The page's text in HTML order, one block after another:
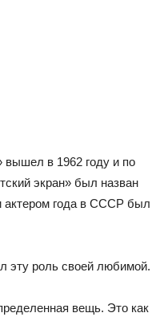
вышел в 1962 году и по
экран» был назван
года в СССР был
эту роль своей любимой.
вещь. Это как